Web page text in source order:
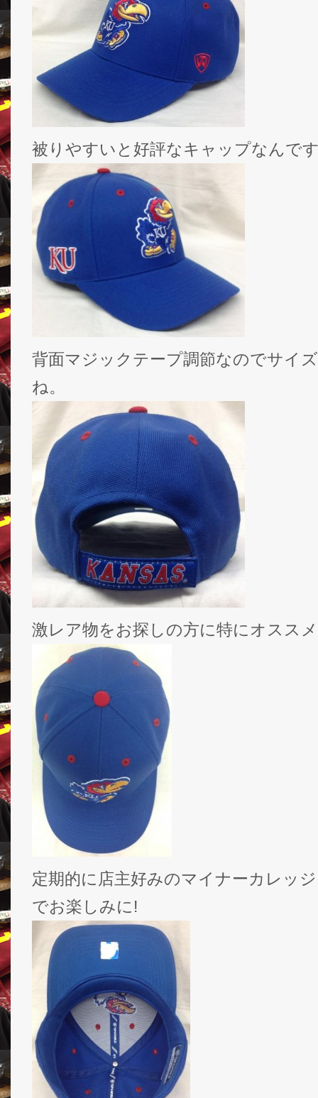
被りやすいと好評なキャップなんで
背面マジックテープ調節なのでサイ
ね。
激レア物をお探しの方に特にオスス
定期的に店主好みのマイナーカレッ
でお楽しみに!